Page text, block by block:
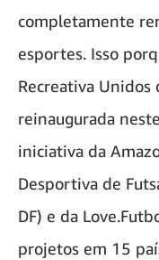
completamente
esportes. Isso
Recreativa Unidos
reinaugurada
iniciativa da
Desportiva de
DF) e da
projetos em 15